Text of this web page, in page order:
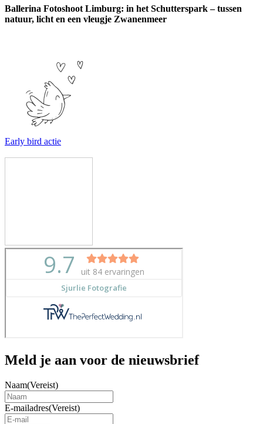
Ballerina Fotoshoot Limburg: in het Schutterspark – tussen
natuur, licht en een vleugje Zwanenmeer
Early bird actie
Meld je aan voor de nieuwsbrief
Naam(Vereist)
E-mailadres(Vereist)